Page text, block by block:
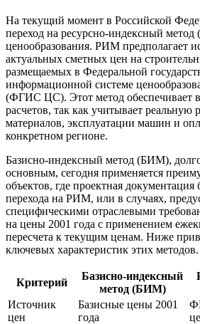
На текущий момент в Российской
переход на ресурсно-индексный
ценообразования. РИМ предполагает
актуальных сметных цен на
размещаемых в Федеральной
информационной системе
(ФГИС ЦС). Этот метод обеспечивает
расчетов, так как учитывает
материалов, эксплуатации машин и
конкретном регионе.
Базисно-индексный метод (БИМ),
основным, сегодня применяется
объектов, где проектная документация
перехода на РИМ, или в случаях,
специфическими отраслевыми
на цены 2001 года с применением
пересчета к текущим ценам. Ниже
ключевых характеристик этих методов.
Критерий
Базисно-индексный
метод (БИМ)
Источник
цен
Базисные цены 2001
года